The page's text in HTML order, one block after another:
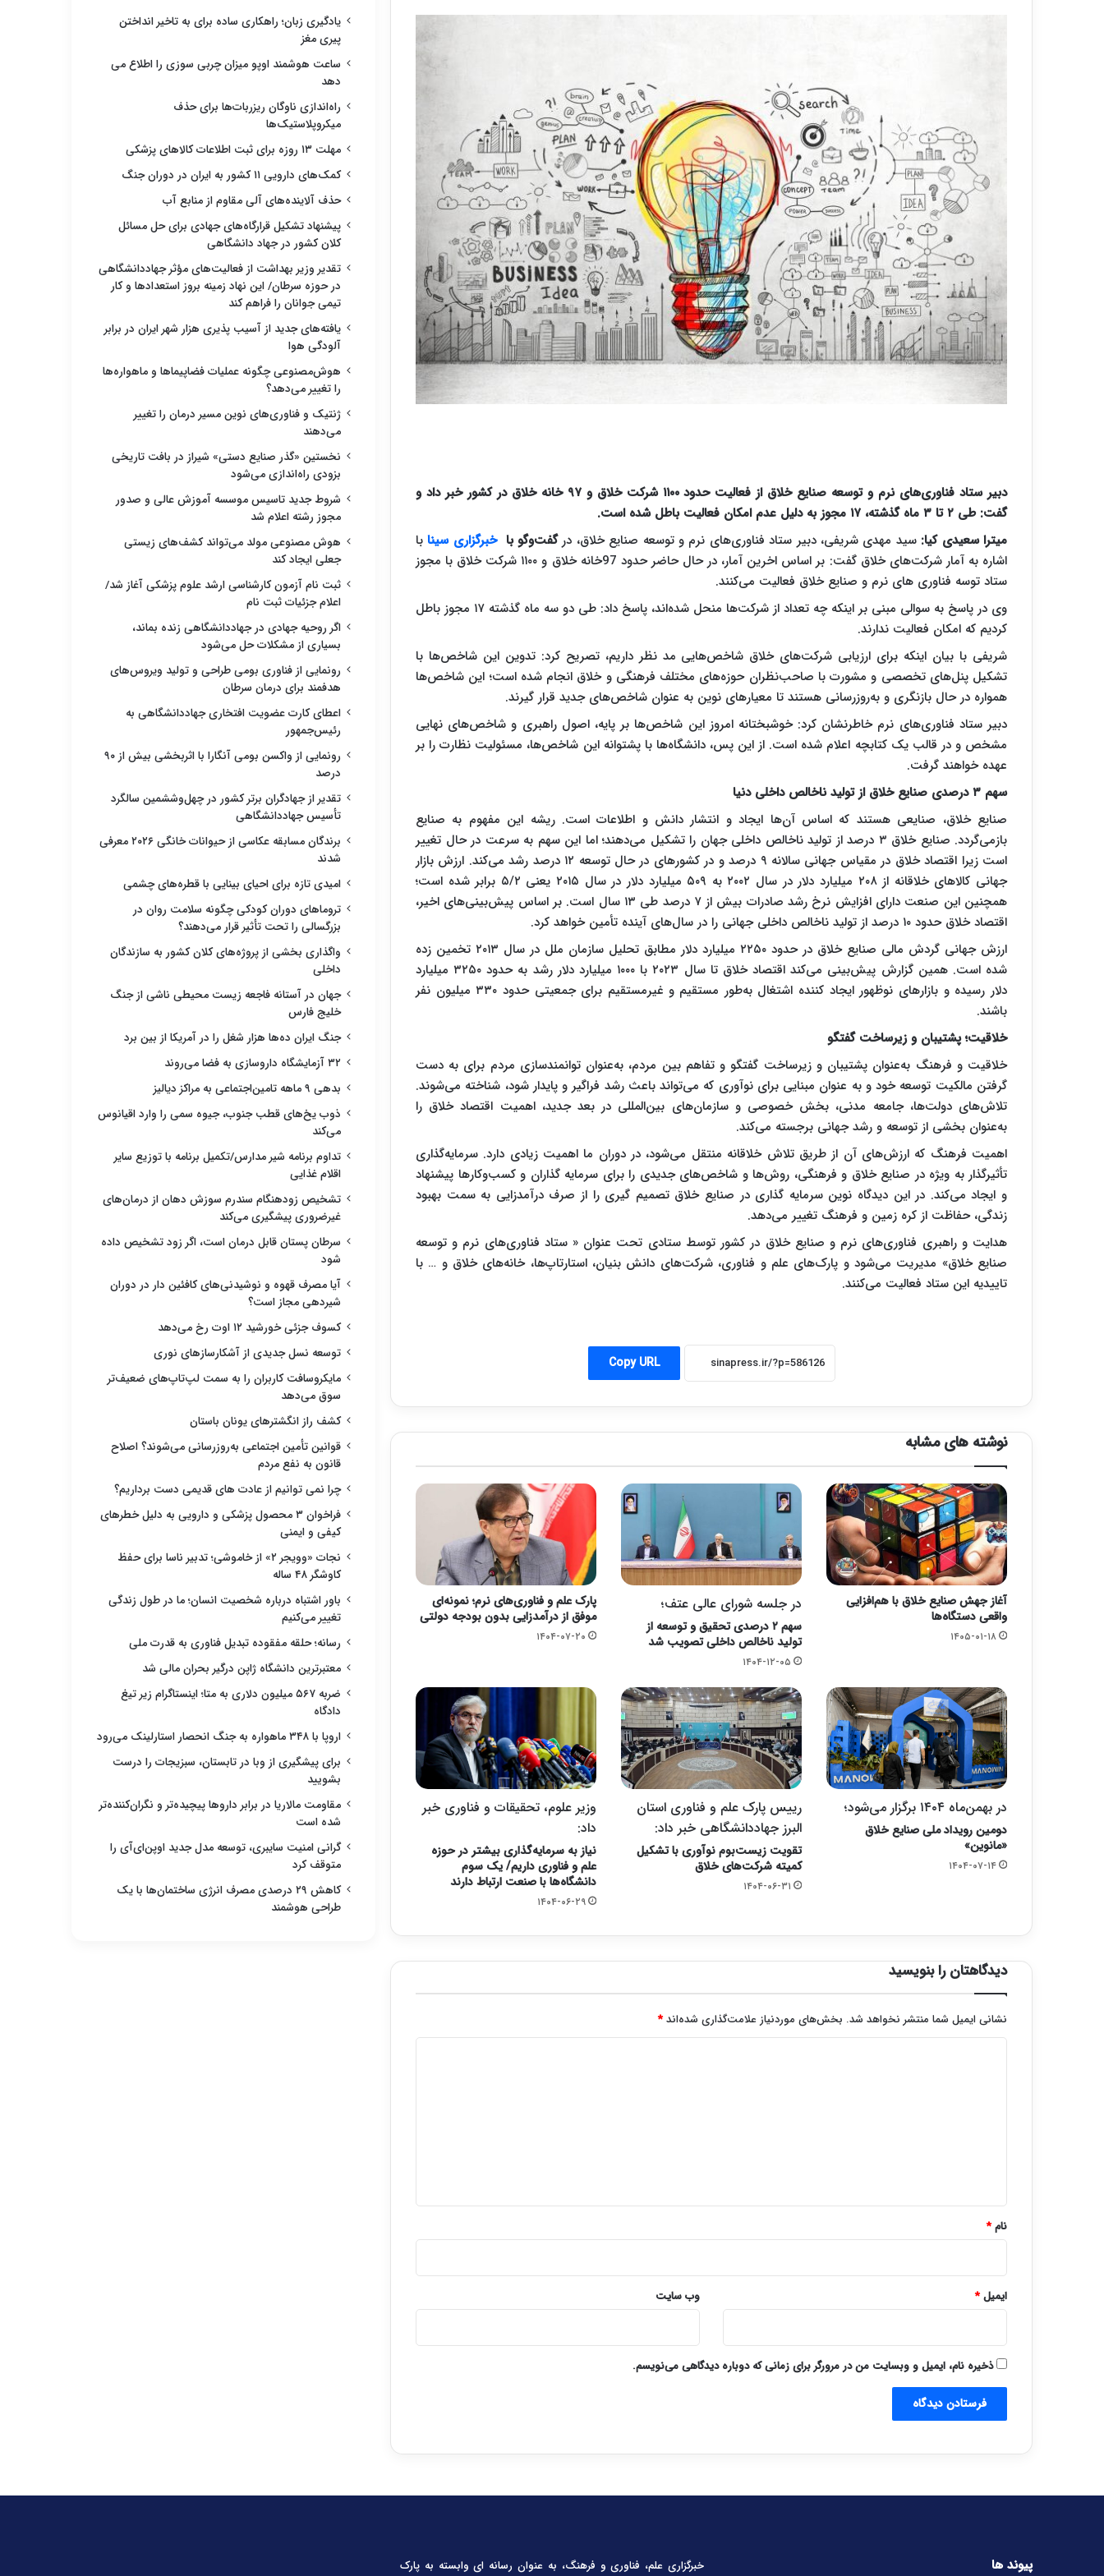
دبیر ستاد فناوری‌های نرم و توسعه صنایع خلاق از فعالیت حدود ۱۱۰۰ شرکت خلاق و ۹۷ خانه خلاق در کشور خبر داد و
گفت: طی ۲ تا ۳ ماه گذشته، ۱۷ مجوز به دلیل عدم امکان فعالیت باطل شده است.
میترا سعیدی کیا: سید مهدی شریفی، دبیر ستاد فناوری‌های نرم و توسعه صنایع خلاق، درگفت‌وگو باخبرگزاری سینابا
اشاره به آمار شرکت‌های خلاق گفت: بر اساس اخرین آمار، در حال حاضر حدود 97خانه خلاق و ۱۱۰۰ شرکت خلاق با مجوز
ستاد توسه فناوری های نرم و صنایع خلاق فعالیت می‌کنند.
وی در پاسخ به سوالی مبنی بر اینکه چه تعداد از شرکت‌ها منحل شده‌اند، پاسخ داد: طی دو سه ماه گذشته ۱۷ مجوز باطل
کردیم که امکان فعالیت ندارند.
شریفی با بیان اینکه برای ارزیابی شرکت‌های خلاق شاخص‌هایی مد نظر داریم، تصریح کرد: تدوین این شاخص‌ها با
تشکیل پنل‌های تخصصی و مشورت با صاحب‌نظران حوزه‌های مختلف فرهنگی و خلاق انجام شده است؛ این شاخص‌ها
همواره در حال بازنگری و به‌روزرسانی هستند تا معیارهای نوین به عنوان شاخص‌های جدید قرار گیرند.
دبیر ستاد فناوری‌های نرم خاطرنشان کرد: خوشبختانه امروز این شاخص‌ها بر پایه، اصول راهبری و شاخص‌های نهایی
مشخص و در قالب یک کتابچه اعلام شده است. از این پس، دانشگاه‌ها با پشتوانه این شاخص‌ها، مسئولیت نظارت را بر
عهده خواهند گرفت.
سهم ۳ درصدی صنایع خلاق از تولید ناخالص داخلی دنیا
صنایع خلاق، صنایعی هستند که اساس آن‌ها ایجاد و انتشار دانش و اطلاعات است. ریشه این مفهوم به صنایع
بازمی‌گردد. صنایع خلاق ۳ درصد از تولید ناخالص داخلی جهان را تشکیل می‌دهند؛ اما این سهم به سرعت در حال تغییر
است زیرا اقتصاد خلاق در مقیاس جهانی سالانه ۹ درصد و در کشورهای در حال توسعه ۱۲ درصد رشد می‌کند. ارزش بازار
جهانی کالاهای خلاقانه از ۲۰۸ میلیارد دلار در سال ۲۰۰۲ به ۵۰۹ میلیارد دلار در سال ۲۰۱۵ یعنی ۵/۲ برابر شده است؛
همچنین این صنعت دارای افزایش نرخ رشد صادرات بیش از ۷ درصد طی ۱۳ سال است. بر اساس پیش‌بینی‌های اخیر،
اقتصاد خلاق حدود ۱۰ درصد از تولید ناخالص داخلی جهانی را در سال‌های آینده تأمین خواهد کرد.
ارزش جهانی گردش مالی صنایع خلاق در حدود ۲۲۵۰ میلیارد دلار مطابق تحلیل سازمان ملل در سال ۲۰۱۳ تخمین زده
شده است. همین گزارش پیش‌بینی می‌کند اقتصاد خلاق تا سال ۲۰۲۳ با ۱۰۰۰ میلیارد دلار رشد به حدود ۳۲۵۰ میلیارد
دلار رسیده و بازارهای نوظهور ایجاد کننده اشتغال به‌طور مستقیم و غیرمستقیم برای جمعیتی حدود ۳۳۰ میلیون نفر
باشند.
خلاقیت؛ پشتیبان و زیرساخت گفتگو
خلاقیت و فرهنگ به‌عنوان پشتیبان و زیرساخت گفتگو و تفاهم بین مردم، به‌عنوان توانمندسازی مردم برای به دست
گرفتن مالکیت توسعه خود و به عنوان مبنایی برای نوآوری که می‌تواند باعث رشد فراگیر و پایدار شود، شناخته می‌شوند.
تلاش‌های دولت‌ها، جامعه مدنی، بخش خصوصی و سازمان‌های بین‌المللی در بعد جدید، اهمیت اقتصاد خلاق را
به‌عنوان بخشی از توسعه و رشد جهانی برجسته می‌کند.
اهمیت فرهنگ که ارزش‌های آن از طریق تلاش خلاقانه منتقل می‌شود، در دوران ما اهمیت زیادی دارد. سرمایه‌گذاری
تأثیرگذار به ویژه در صنایع خلاق و فرهنگی، روش‌ها و شاخص‌های جدیدی را برای سرمایه‌ گذاران و کسب‌وکارها پیشنهاد
و ایجاد می‌کند. در این دیدگاه نوین سرمایه‌ گذاری در صنایع خلاق تصمیم‌ گیری را از صرف درآمدزایی به سمت بهبود
زندگی، حفاظت از کره زمین و فرهنگ تغییر می‌دهد.
هدایت و راهبری فناوری‌های نرم و صنایع خلاق در کشور توسط ستادی تحت عنوان « ستاد فناوری‌های نرم و توسعه
صنایع خلاق» مدیریت می‌شود و پارک‌های علم و فناوری، شرکت‌های دانش بنیان، استارتاپ‌ها، خانه‌های خلاق و … با
تاییدیه این ستاد فعالیت می‌کنند.
Copy URL
نوشته های مشابه
آغاز جهش صنایع خلاق با هم‌افزایی
واقعی دستگاه‌ها
۱۴۰۵-۰۱-۱۸
در جلسه شورای عالی عتف؛
سهم ۲ درصدی تحقیق و توسعه از
تولید ناخالص داخلی تصویب شد
۱۴۰۴-۱۲-۰۵
پارک علم و فناوری‌های نرم؛ نمونه‌ای
موفق از درآمدزایی بدون بودجه دولتی
۱۴۰۴-۰۷-۲۰
در بهمن‌ماه ۱۴۰۴ برگزار می‌شود؛
دومین رویداد ملی صنایع خلاق
«مانوین»
۱۴۰۴-۰۷-۱۴
رییس پارک علم و فناوری استان
البرز جهاددانشگاهی خبر داد:
تقویت زیست‌بوم نوآوری با تشکیل
کمیته شرکت‌های خلاق
۱۴۰۴-۰۶-۳۱
وزیر علوم، تحقیقات و فناوری خبر
داد:
نیاز به سرمایه‌گذاری بیشتر در حوزه
علم و فناوری داریم/ یک سوم
دانشگاه‌ها با صنعت ارتباط دارند
۱۴۰۴-۰۶-۲۹
دیدگاهتان را بنویسید
نشانی ایمیل شما منتشر نخواهد شد. بخش‌های موردنیاز علامت‌گذاری شده‌اند*
نام*
ایمیل* وب‌ سایت
ذخیره نام، ایمیل و وبسایت من در مرورگر برای زمانی که دوباره دیدگاهی می‌نویسم.
یادگیری زبان؛ راهکاری ساده برای به تاخیر انداختن
پیری مغز
ساعت هوشمند اوپو میزان چربی سوزی را اطلاع می
دهد
راه‌اندازی ناوگان ریزربات‌ها برای حذف
میکروپلاستیک‌ها
مهلت ۱۳ روزه برای ثبت اطلاعات کالاهای پزشکی
کمک‌های دارویی ۱۱ کشور به ایران در دوران جنگ
حذف آلاینده‌های آلی مقاوم از منابع آب
پیشنهاد تشکیل قرارگاه‌های جهادی برای حل مسائل
کلان کشور در جهاد دانشگاهی
تقدیر وزیر بهداشت از فعالیت‌های مؤثر جهاددانشگاهی
در حوزه سرطان/ این نهاد زمینه بروز استعدادها و کار
تیمی جوانان را فراهم کند
یافته‌های جدید از آسیب پذیری هزار شهر ایران در برابر
آلودگی هوا
هوش‌مصنوعی چگونه عملیات فضاپیماها و ماهواره‌ها
را تغییر می‌دهد؟
ژنتیک و فناوری‌های نوین مسیر درمان را تغییر
می‌دهند
نخستین «گذر صنایع دستی» شیراز در بافت تاریخی
بزودی راه‌اندازی می‌شود
شروط جدید تاسیس موسسه آموزش عالی و صدور
مجوز رشته اعلام شد
هوش مصنوعی مولد می‌تواند کشف‌های زیستی
جعلی ایجاد کند
ثبت نام آزمون کارشناسی ارشد علوم پزشکی آغاز شد/
اعلام جزئیات ثبت نام
اگر روحیه جهادی در جهاددانشگاهی زنده بماند،
بسیاری از مشکلات حل می‌شود
رونمایی از فناوری بومی طراحی و تولید ویروس‌های
هدفمند برای درمان سرطان
اعطای کارت عضویت افتخاری جهاددانشگاهی به
رئیس‌جمهور
رونمایی از واکسن بومی آنگارا با اثربخشی بیش از ۹۰
درصد
تقدیر از جهادگران برتر کشور در چهل‌وششمین سالگرد
تأسیس جهاددانشگاهی
برندگان مسابقه عکاسی از حیوانات خانگی ۲۰۲۶ معرفی
شدند
امیدی تازه برای احیای بینایی با قطره‌های چشمی
تروماهای دوران کودکی چگونه سلامت روان در
بزرگسالی را تحت تأثیر قرار می‌دهند؟
واگذاری بخشی از پروژه‌های کلان کشور به سازندگان
داخلی
جهان در آستانه فاجعه زیست محیطی ناشی از جنگ
خلیج فارس
جنگ ایران ده‌ها هزار شغل را در آمریکا از بین برد
۳۲ آزمایشگاه داروسازی به فضا می‌روند
بدهی ۹ ماهه تامین‌اجتماعی به مراکز دیالیز
ذوب یخ‌های قطب جنوب، جیوه سمی را وارد اقیانوس
می‌کند
تداوم برنامه شیر مدارس/تکمیل برنامه با توزیع سایر
اقلام غذایی
تشخیص زودهنگام سندرم سوزش دهان از درمان‌های
غیرضروری پیشگیری می‌کند
سرطان پستان قابل درمان است، اگر زود تشخیص داده
شود
آیا مصرف قهوه و نوشیدنی‌های کافئین دار در دوران
شیردهی مجاز است؟
کسوف جزئی خورشید ۱۲ اوت رخ می‌دهد
توسعه نسل جدیدی از آشکارسازهای نوری
مایکروسافت کاربران را به سمت لپ‌تاپ‌های ضعیف‌تر
سوق می‌دهد
کشف راز انگشترهای یونان باستان
قوانین تأمین اجتماعی به‌روزرسانی می‌شوند؟ اصلاح
قانون به نفع مردم
چرا نمی توانیم از عادت های قدیمی دست برداریم؟
فراخوان ۳ محصول پزشکی و دارویی به دلیل خطرهای
کیفی و ایمنی
نجات «وویجر ۲» از خاموشی؛ تدبیر ناسا برای حفظ
کاوشگر ۴۸ ساله
باور اشتباه درباره شخصیت انسان؛ ما در طول زندگی
تغییر می‌کنیم
رسانه؛ حلقه مفقوده تبدیل فناوری به قدرت ملی
معتبرترین دانشگاه ژاپن درگیر بحران مالی شد
ضربه ۵۶۷ میلیون دلاری به متا؛ اینستاگرام زیر تیغ
دادگاه
اروپا با ۳۴۸ ماهواره به جنگ انحصار استارلینک می‌رود
برای پیشگیری از وبا در تابستان، سبزیجات را درست
بشویید
مقاومت مالاریا در برابر داروها پیچیده‌تر و نگران‌کننده‌تر
شده است
گرانی امنیت سایبری، توسعه مدل جدید اوپن‌ای‌آی را
متوقف کرد
کاهش ۲۹ درصدی مصرف انرژی ساختمان‌ها با یک
طراحی هوشمند
پیوند ها
خبرگزاری علم، فناوری و فرهنگ، به عنوان رسانه ای وابسته به پارک